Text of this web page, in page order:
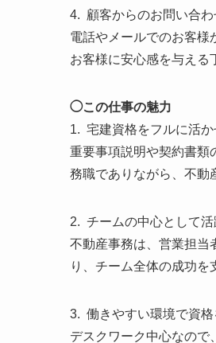
4. 顧客からのお問い合
電話やメールでのお客様
お客様に安心感を与える
◯この仕事の魅力
1. 宅建資格をフルに活か
重要事項説明や契約書類
務職でありながら、不動
2. チームの中心として活
不動産事務は、営業担当
り、チーム全体の成功を
3. 働きやすい環境で資格
デスクワーク中心なので